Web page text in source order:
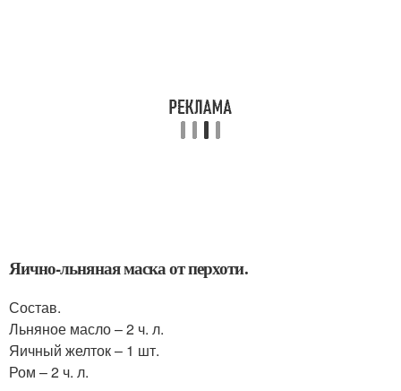
Яично-льняная маска от перхоти.
Состав.
Льняное масло – 2 ч. л.
Яичный желток – 1 шт.
Ром – 2 ч. л.